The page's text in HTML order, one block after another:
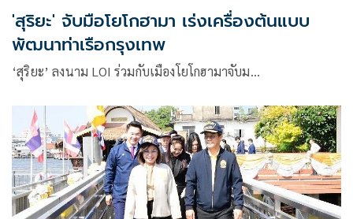
'สุริยะ' จับมือโยโกฮามา เร่งเครื่องต้นแบบ
พัฒนาท่าเรือกรุงเทพ
‘สุริยะ’ ลงนาม LOI ร่วมกับเมืองโยโกฮามาจับม…